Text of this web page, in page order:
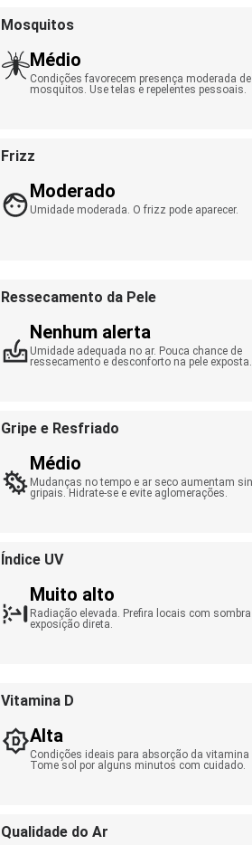
Mosquitos
Médio
Condições favorecem presença moderada de
mosquitos. Use telas e repelentes pessoais.
Frizz
Moderado
Umidade moderada. O frizz pode aparecer.
Ressecamento da Pele
Nenhum alerta
Umidade adequada no ar. Pouca chance de
ressecamento e desconforto na pele exposta.
Gripe e Resfriado
Médio
Mudanças no tempo e ar seco aumentam
gripais. Hidrate-se e evite aglomerações.
Índice UV
Muito alto
Radiação elevada. Prefira locais com
exposição direta.
Vitamina D
Alta
Condições ideais para absorção da vitamina
Tome sol por alguns minutos com cuidado.
Qualidade do Ar